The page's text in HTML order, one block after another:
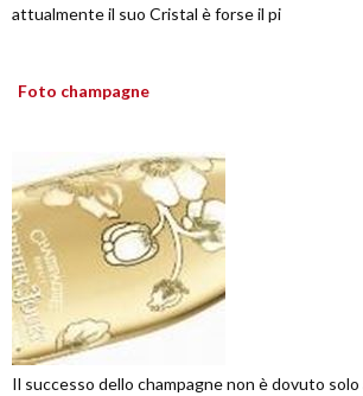
attualmente il suo Cristal è forse il pi
Foto champagne
Il successo dello champagne non è dovuto solo